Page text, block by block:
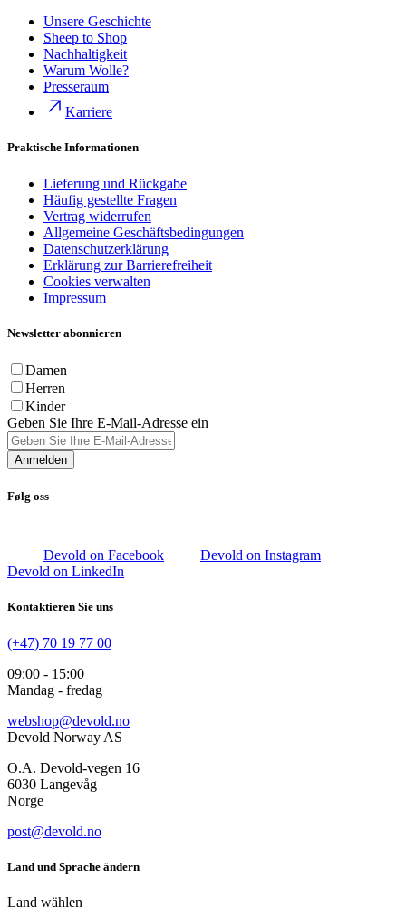
Unsere Geschichte
Sheep to Shop
Nachhaltigkeit
Warum Wolle?
Presseraum
Karriere
Praktische Informationen
Lieferung und Rückgabe
Häufig gestellte Fragen
Vertrag widerrufen
Allgemeine Geschäftsbedingungen
Datenschutzerklärung
Erklärung zur Barrierefreiheit
Cookies verwalten
Impressum
Newsletter abonnieren
Damen
Herren
Kinder
Geben Sie Ihre E-Mail-Adresse ein
Anmelden
Følg oss
Devold on Facebook
Devold on Instagram
Devold on LinkedIn
Kontaktieren Sie uns
(+47) 70 19 77 00
09:00 - 15:00
Mandag - fredag
webshop@devold.no
Devold Norway AS
O.A. Devold-vegen 16
6030 Langevåg
Norge
post@devold.no
Land und Sprache ändern
Land wählen